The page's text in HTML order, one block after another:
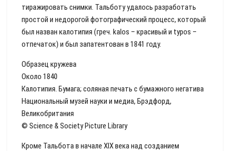
тиражировать снимки. Тальботу удалось разработать
простой и недорогой фотографический процесс, который
был назван калотипия (греч. kalos – красивый и typos –
отпечаток) и был запатентован в 1841 году.
Образец кружева
Около 1840
Калотипия. Бумага; соляная печать с бумажного негатива
Национальный музей науки и медиа, Брэдфорд,
Великобритания
© Science & Society Picture Library
Кроме Тальбота в начале XIX века над созданием